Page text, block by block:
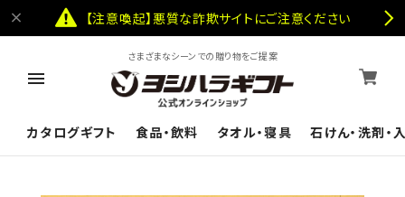
【注意喚起】悪質な詐欺サイトにご注意ください
さまざまなシーンでの贈り物をご提案
カタログギフト 食品・飲料 タオル・寝具 石けん・洗剤・